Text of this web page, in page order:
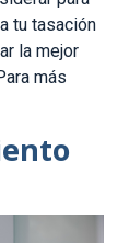
tu tasación
la mejor
más